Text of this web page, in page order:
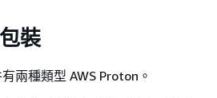
裝
兩種類型 AWS Proton。